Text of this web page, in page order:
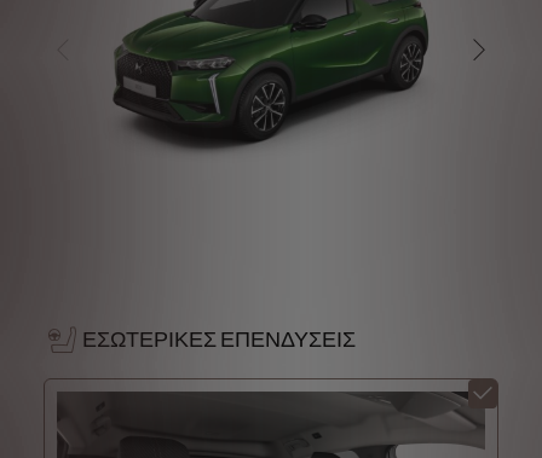
ΕΣΩΤΕΡΙΚΕΣ ΕΠΕΝΔΥΣΕΙΣ